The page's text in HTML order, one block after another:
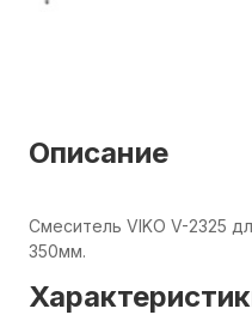
Описание
Смеситель VIKO V-2325
350мм.